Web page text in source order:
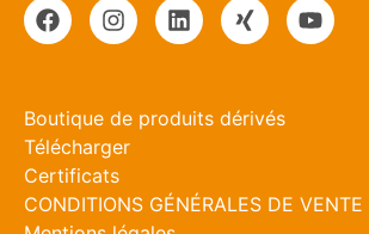
Boutique de produits dérivés
Télécharger
Certificats
CONDITIONS GÉNÉRALES DE VENTE